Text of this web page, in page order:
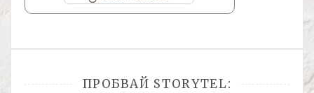
ПРОБВАЙ STORYTEL: